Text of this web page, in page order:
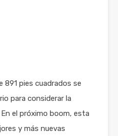
891 pies cuadrados se
para considerar la
el próximo boom, esta
y más nuevas